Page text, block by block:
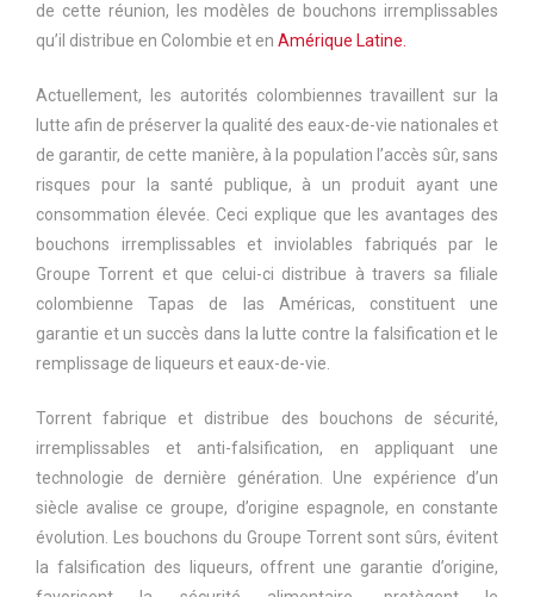
de cette réunion, les modèles de bouchons irremplissables
qu’il distribue en Colombie et en Amérique Latine.
Actuellement, les autorités colombiennes travaillent sur la
lutte afin de préserver la qualité des eaux-de-vie nationales et
de garantir, de cette manière, à la population l’accès sûr, sans
risques pour la santé publique, à un produit ayant une
consommation élevée. Ceci explique que les avantages des
bouchons irremplissables et inviolables fabriqués par le
Groupe Torrent et que celui-ci distribue à travers sa filiale
colombienne Tapas de las Américas, constituent une
garantie et un succès dans la lutte contre la falsification et le
remplissage de liqueurs et eaux-de-vie.
Torrent fabrique et distribue des bouchons de sécurité,
irremplissables et anti-falsification, en appliquant une
technologie de dernière génération. Une expérience d’un
siècle avalise ce groupe, d’origine espagnole, en constante
évolution. Les bouchons du Groupe Torrent sont sûrs, évitent
la falsification des liqueurs, offrent une garantie d’origine,